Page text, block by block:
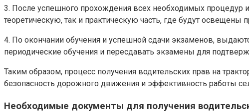
3. После успешного прохождения всех необходимых процедур
теоретическую, так и практическую часть, где будут
4. По окончании обучения и успешной сдачи экзаменов,
периодические обучения и пересдавать экзамены для
Таким образом, процесс получения водительских прав на
безопасность дорожного движения и эффективность работы
Необходимые документы для получения